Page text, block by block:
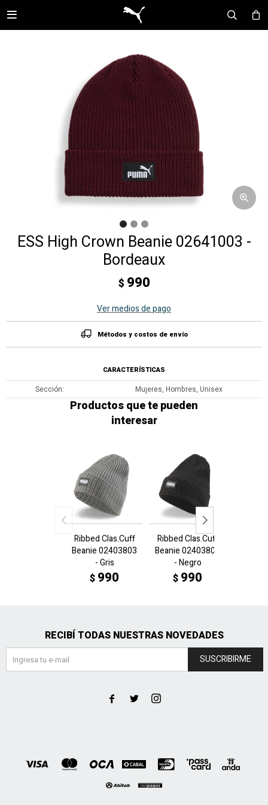

ESS High Crown Beanie 02641003 -
Bordeaux
$ 990
Ver medios de pago
Métodos y costos de envío
CARACTERÍSTICAS
Sección Mujeres, Hombres, Unisex
Productos que te pueden
interesar
Ribbed Clas.Cuff
Beanie 02403803
- Gris
$ 990
Ribbed Clas.Cuff
Beanie 02403801
- Negro
$ 990
RECIBÍ TODAS NUESTRAS NOVEDADES
SUSCRIBIRME
  